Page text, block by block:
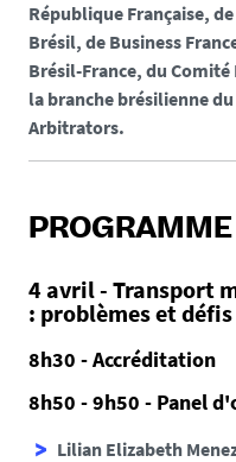
République Française,
Brésil, de Business
Brésil-France, du
la branche brésilienne
Arbitrators.
PROGRAMME
4 avril - Transport
: problèmes et
8h30 - Accréditation
8h50 - 9h50 - Panel
Lilian Elizabeth